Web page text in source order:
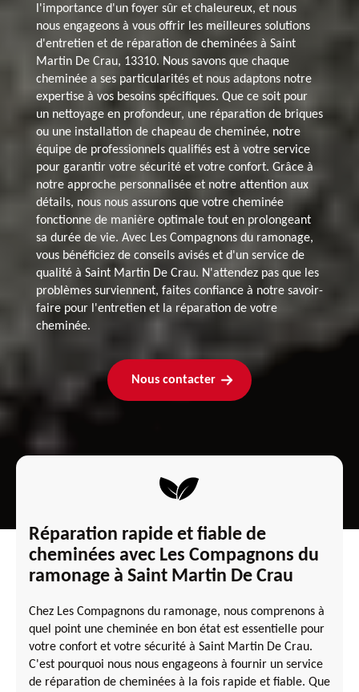
l'importance d'un foyer sûr et chaleureux, et nous
nous engageons à vous offrir les meilleures solutions
d'entretien et de réparation de cheminées à Saint
Martin De Crau, 13310. Nous savons que chaque
cheminée a ses particularités et nous adaptons notre
expertise à vos besoins spécifiques. Que ce soit pour
un nettoyage en profondeur, une réparation de briques
ou une installation de chapeau de cheminée, notre
équipe de professionnels qualifiés est à votre service
pour garantir votre sécurité et votre confort. Grâce à
notre approche personnalisée et notre attention aux
détails, nous nous assurons que votre cheminée
fonctionne de manière optimale tout en prolongeant
sa durée de vie. Avec Les Compagnons du ramonage,
vous bénéficiez de conseils avisés et d'un service de
qualité à Saint Martin De Crau. N'attendez pas que les
problèmes surviennent, faites confiance à notre savoir-
faire pour l'entretien et la réparation de votre
cheminée.
Nous contacter
Réparation rapide et fiable de
cheminées avec Les Compagnons du
ramonage à Saint Martin De Crau
Chez Les Compagnons du ramonage, nous comprenons à
quel point une cheminée en bon état est essentielle pour
votre confort et votre sécurité à Saint Martin De Crau.
C'est pourquoi nous nous engageons à fournir un service
de réparation de cheminées à la fois rapide et fiable. Que